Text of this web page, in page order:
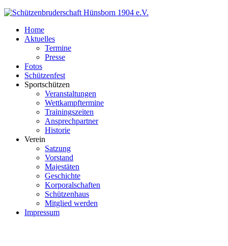
Home
Aktuelles
Termine
Presse
Fotos
Schützenfest
Sportschützen
Veranstaltungen
Wettkampftermine
Trainingszeiten
Ansprechpartner
Historie
Verein
Satzung
Vorstand
Majestäten
Geschichte
Korporalschaften
Schützenhaus
Mitglied werden
Impressum